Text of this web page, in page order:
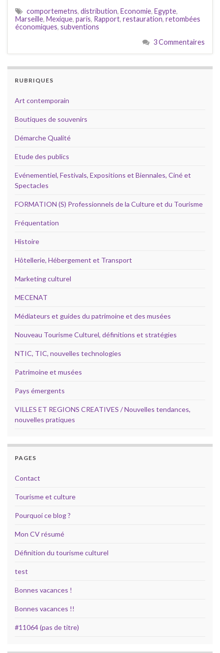
comportemetns, distribution, Economie, Egypte,
Marseille, Mexique, paris, Rapport, restauration, retombées
économiques, subventions
3 Commentaires
RUBRIQUES
Art contemporain
Boutiques de souvenirs
Démarche Qualité
Etude des publics
Evénementiel, Festivals, Expositions et Biennales, Ciné et
Spectacles
FORMATION (S) Professionnels de la Culture et du Tourisme
Fréquentation
Histoire
Hôtellerie, Hébergement et Transport
Marketing culturel
MECENAT
Médiateurs et guides du patrimoine et des musées
Nouveau Tourisme Culturel, définitions et stratégies
NTIC, TIC, nouvelles technologies
Patrimoine et musées
Pays émergents
VILLES ET REGIONS CREATIVES / Nouvelles tendances,
nouvelles pratiques
PAGES
Contact
Tourisme et culture
Pourquoi ce blog ?
Mon CV résumé
Définition du tourisme culturel
test
Bonnes vacances !
Bonnes vacances !!
#11064 (pas de titre)